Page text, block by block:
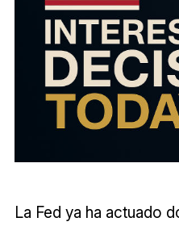
La Fed ya ha actuado